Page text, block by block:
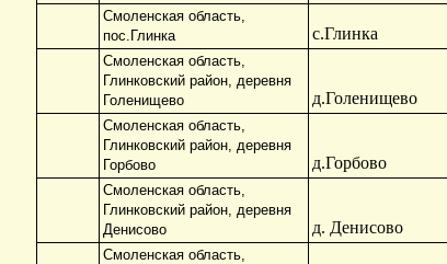
Смоленская область,
пос.Глинка
с.Глинка
Смоленская область,
Глинковский район, деревня
Голенищево
д.Голенищево
Смоленская область,
Глинковский район, деревня
Горбово
д.Горбово
Смоленская область,
Глинковский район, деревня
Денисово
д. Денисово
Смоленская область,